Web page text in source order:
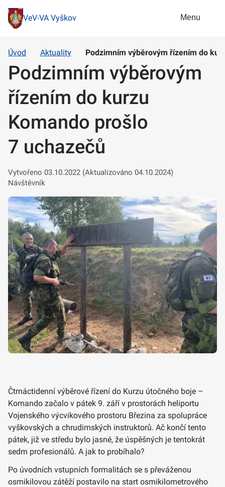
VeV-VA Vyškov Menu
Úvod Aktuality Podzimním výběrovým řízením do
Podzimním výběrovým
řízením do kurzu
Komando prošlo
7 uchazečů
Vytvořeno 03.10.2022 (Aktualizováno 04.10.2024)
Návštěvník
Čtrnáctidenní výběrové řízení do Kurzu útočného boje –
Komando začalo v pátek 9. září v prostorách heliportu
Vojenského výcvikového prostoru Březina za spolupráce
vyškovských a chrudimských instruktorů. Ač končí tento
pátek, již ve středu bylo jasné, že úspěšných je tentokrát
sedm profesionálů. A jak to probíhalo?
Po úvodních vstupních formalitách se s převáženou
osmikilovou zátěží postavilo na start osmikilometrového